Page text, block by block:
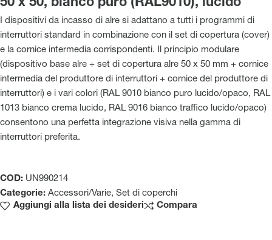
50 x 50, bianco puro (RAL9010), lucido
I dispositivi da incasso di alre si adattano a tutti i programmi di
interruttori standard in combinazione con il set di copertura (cover)
e la cornice intermedia corrispondenti. Il principio modulare
(dispositivo base alre + set di copertura alre 50 x 50 mm + cornice
intermedia del produttore di interruttori + cornice del produttore di
interruttori) e i vari colori (RAL 9010 bianco puro lucido/opaco, RAL
1013 bianco crema lucido, RAL 9016 bianco traffico lucido/opaco)
consentono una perfetta integrazione visiva nella gamma di
interruttori preferita.
COD: UN990214
Categorie: Accessori/Varie, Set di coperchi
Aggiungi alla lista dei desideri
Compara